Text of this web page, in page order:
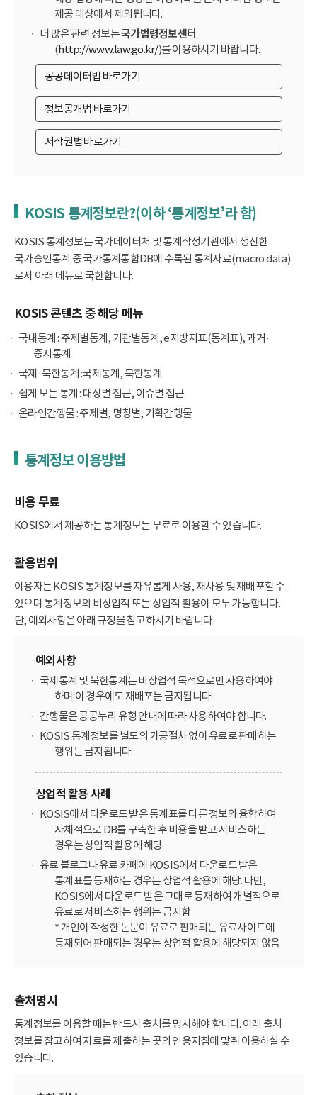
제공 대상에서 제외됩니다.
더 많은 관련 정보는국가법령정보센터
(http://www.law.go.kr/)를 이용하시기 바랍니다.
공공데이터법 바로가기
정보공개법 바로가기
저작권법 바로가기
KOSIS 통계정보란?(이하 ‘통계정보’라 함)
KOSIS 통계정보는 국가데이터처 및 통계작성기관에서 생산한
국가승인통계 중 국가통계통합DB에 수록된 통계자료(macro data)
로서 아래 메뉴로 국한합니다.
KOSIS 콘텐츠 중 해당 메뉴
국내통계 : 주제별통계, 기관별통계, e지방지표(통계표), 과거·
중지통계
국제·북한통계 :국제통계, 북한통계
쉽게 보는 통계 : 대상별 접근, 이슈별 접근
온라인간행물 : 주제별, 명칭별, 기획간행물
통계정보 이용방법
비용 무료
KOSIS에서 제공하는 통계정보는 무료로 이용할 수 있습니다.
활용범위
이용자는 KOSIS 통계정보를 자유롭게 사용, 재사용 및 재배포할 수
있으며 통계정보의 비상업적 또는 상업적 활용이 모두 가능합니다.
단, 예외사항은 아래 규정을 참고하시기 바랍니다.
예외사항
국제통계 및 북한통계는 비상업적 목적으로만 사용하여야
하며 이 경우에도 재배포는 금지됩니다.
간행물은 공공누리 유형 안내에 따라 사용하여야 합니다.
KOSIS 통계정보를 별도의 가공절차 없이 유료로 판매하는
행위는 금지됩니다.
상업적 활용 사례
KOSIS에서 다운로드 받은 통계표를 다른 정보와 융합하여
자체적으로 DB를 구축한 후 비용을 받고 서비스하는
경우는 상업적 활용에 해당
유료 블로그나 유료 카페에 KOSIS에서 다운로드 받은
통계표를 등재하는 경우는 상업적 활용에 해당. 다만,
KOSIS에서 다운로드 받은 그대로 등재하여 개별적으로
유료로 서비스하는 행위는 금지함
* 개인이 작성한 논문이 유료로 판매되는 유료사이트에
등재되어 판매되는 경우는 상업적 활용에 해당되지 않음
출처명시
통계정보를 이용할 때는 반드시 출처를 명시해야 합니다. 아래 출처
정보를 참고하여 자료를 제출하는 곳의 인용지침에 맞춰 이용하실 수
있습니다.